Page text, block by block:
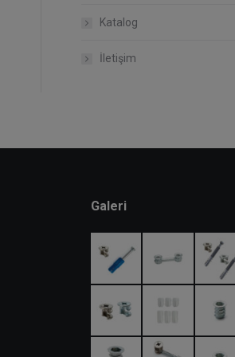
Katalog
İletişim
Galeri